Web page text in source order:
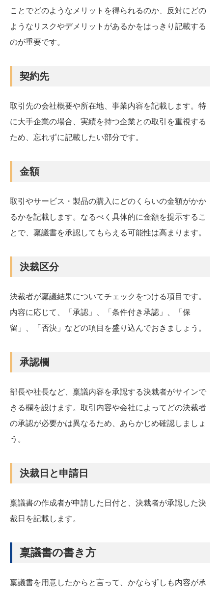
ことでどのようなメリットを得られるのか、反対にどの
ようなリスクやデメリットがあるかをはっきり記載する
のが重要です。
契約先
取引先の会社概要や所在地、事業内容を記載します。特
に大手企業の場合、実績を持つ企業との取引を重視する
ため、忘れずに記載したい部分です。
金額
取引やサービス・製品の購入にどのくらいの金額がかか
るかを記載します。なるべく具体的に金額を提示するこ
とで、稟議書を承認してもらえる可能性は高まります。
決裁区分
決裁者が稟議結果についてチェックをつける項目です。
内容に応じて、「承認」、「条件付き承認」、「保
留」、「否決」などの項目を盛り込んでおきましょう。
承認欄
部長や社長など、稟議内容を承認する決裁者がサインで
きる欄を設けます。取引内容や会社によってどの決裁者
の承認が必要かは異なるため、あらかじめ確認しましょ
う。
決裁日と申請日
稟議書の作成者が申請した日付と、決裁者が承認した決
裁日を記載します。
稟議書の書き方
稟議書を用意したからと言って、かならずしも内容が承